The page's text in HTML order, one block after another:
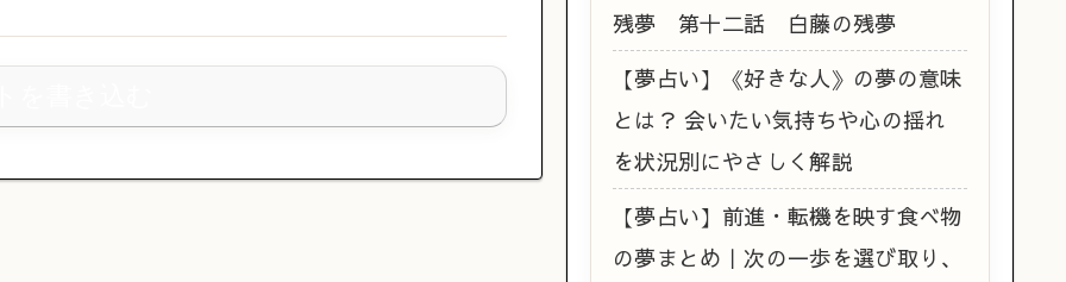
残夢 第十二話 白藤の残夢
【夢占い】《好きな人》の夢の意味
とは？ 会いたい気持ちや心の揺れ
を状況別にやさしく解説
【夢占い】前進・転機を映す食べ物
の夢まとめ｜次の一歩を選び取り、